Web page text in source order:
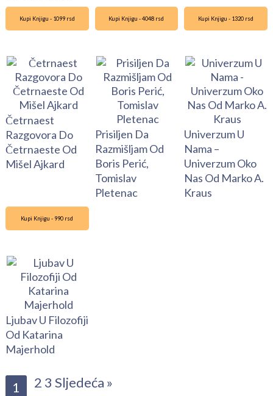
Kupi Knjigu - 1099 rsd
Četrnaest
Razgovora Do
Četrnaeste Od
Mišel Ajkard
Kupi Knjigu - 4048 rsd
Prisiljen Da
Razmišljam Od
Boris Perić,
Tomislav
Pletenac
Kupi Knjigu - 1320 rsd
Univerzum U
Nama –
Univerzum Oko
Nas Od Marko A.
Kraus
Kupi Knjigu - 990 rsd
Ljubav U Filozofiji
Od Katarina
Majerhold
1 2 3 Sljedeća »